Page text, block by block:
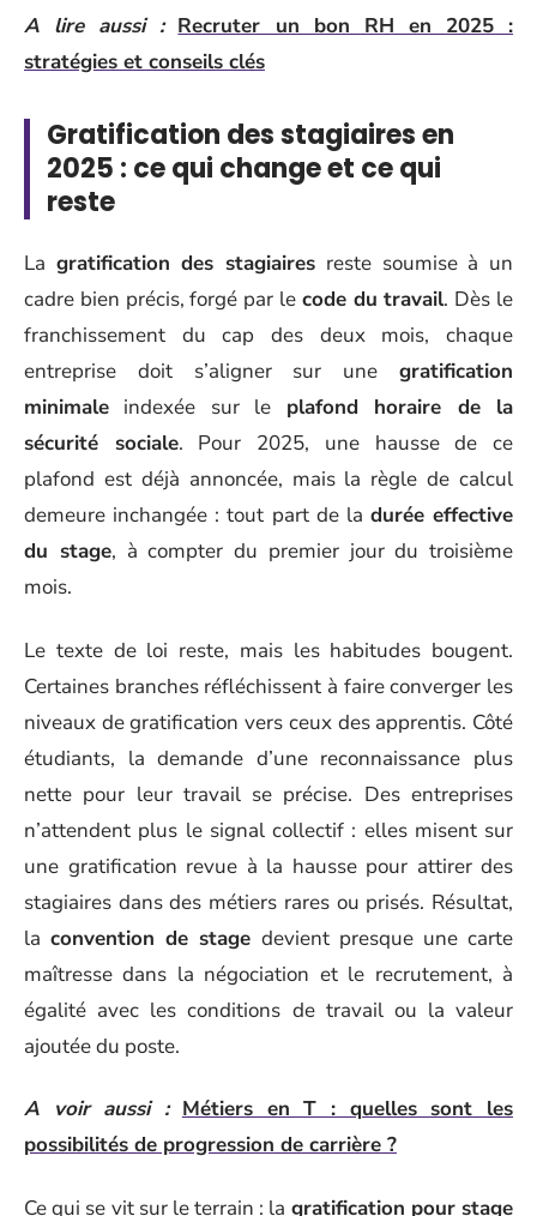
A lire aussi : Recruter un bon RH en 2025 :
stratégies et conseils clés
Gratification des stagiaires en
2025 : ce qui change et ce qui
reste
La gratification des stagiaires reste soumise à un
cadre bien précis, forgé par le code du travail. Dès le
franchissement du cap des deux mois, chaque
entreprise doit s’aligner sur une gratification
minimale indexée sur le plafond horaire de la
sécurité sociale. Pour 2025, une hausse de ce
plafond est déjà annoncée, mais la règle de calcul
demeure inchangée : tout part de la durée effective
du stage, à compter du premier jour du troisième
mois.
Le texte de loi reste, mais les habitudes bougent.
Certaines branches réfléchissent à faire converger les
niveaux de gratification vers ceux des apprentis. Côté
étudiants, la demande d’une reconnaissance plus
nette pour leur travail se précise. Des entreprises
n’attendent plus le signal collectif : elles misent sur
une gratification revue à la hausse pour attirer des
stagiaires dans des métiers rares ou prisés. Résultat,
laconvention de stage devient presque une carte
maîtresse dans la négociation et le recrutement, à
égalité avec les conditions de travail ou la valeur
ajoutée du poste.
A voir aussi : Métiers en T : quelles sont les
possibilités de progression de carrière ?
Ce qui se vit sur le terrain : la gratification pour stage